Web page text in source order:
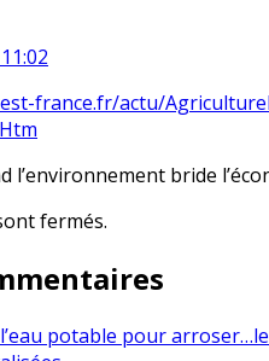
france.fr/actu/
l’environnement bride
fermés.
potable pour